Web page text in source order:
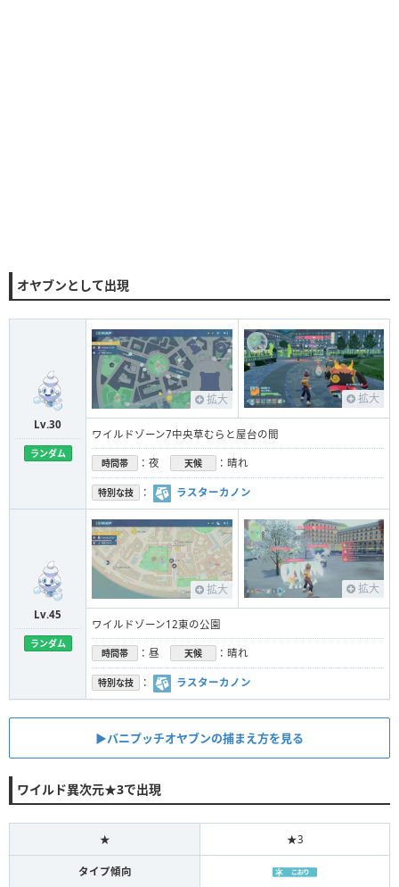
オヤブンとして出現
Lv.30
ランダム
拡大 拡大
ワイルドゾーン7中央草むらと屋台の間
時間帯 ：夜 天候 ：晴れ
特別な技 ： ラスターカノン
Lv.45
ランダム
拡大 拡大
ワイルドゾーン12東の公園
時間帯 ：昼 天候 ：晴れ
特別な技 ： ラスターカノン
▶︎バニプッチオヤブンの捕まえ方を見る
ワイルド異次元★3で出現
★ ★3
タイプ傾向